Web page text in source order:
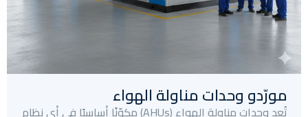
مورّدو وحدات مناولة الهواء
تُعد وحدات مناولة الهواء (AHUs) مكوّنًا أساسيًا في أي نظام